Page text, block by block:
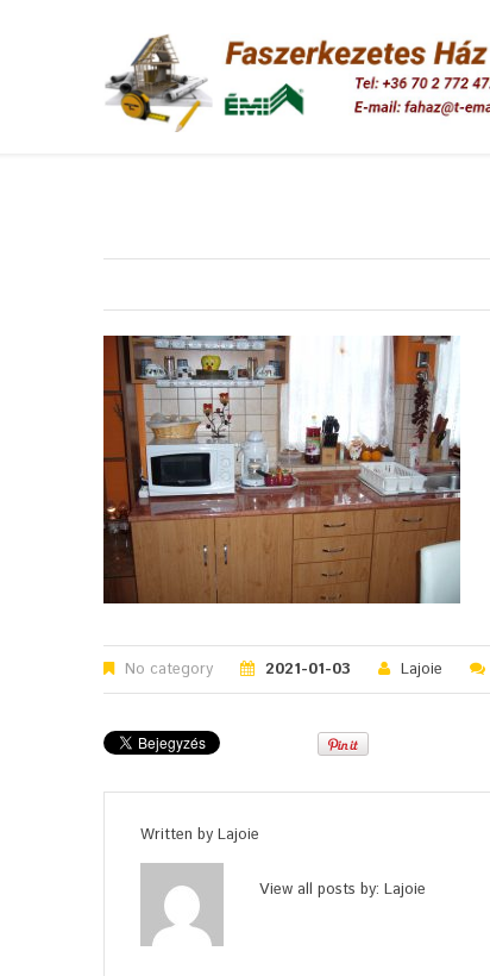
No category 2021-01-03 Lajoie
Written by Lajoie
View all posts by: Lajoie